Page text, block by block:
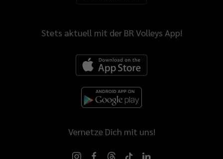
Stets aktuell mit der BR Volleys App!
Vernetze Dich mit uns!